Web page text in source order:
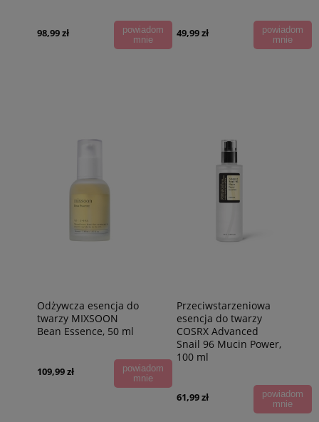
98,99 zł
powiadom
mnie
49,99 zł
powiadom
mnie
Odżywcza esencja do
twarzy MIXSOON
Bean Essence, 50 ml
109,99 zł
powiadom
mnie
Przeciwstarzeniowa
esencja do twarzy
COSRX Advanced
Snail 96 Mucin Power,
100 ml
61,99 zł
powiadom
mnie